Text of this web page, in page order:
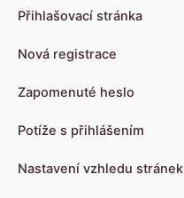
Přihlašovací stránka
Nová registrace
Zapomenuté heslo
Potíže s přihlášením
Nastavení vzhledu stránek